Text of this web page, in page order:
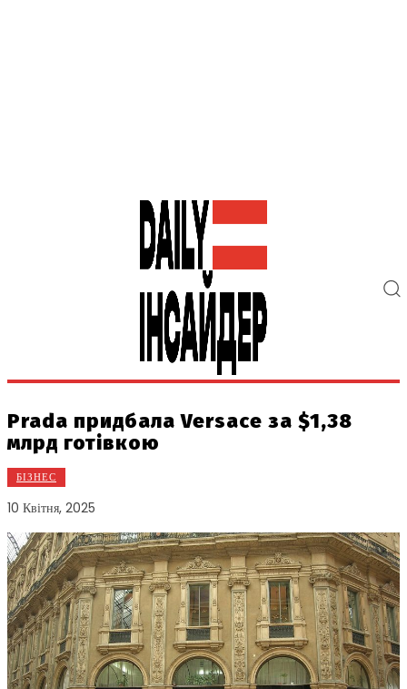
Prada придбала Versace за $1,38
млрд готівкою
БІЗНЕС
10 Квітня, 2025